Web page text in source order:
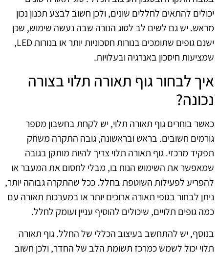
יכולים להתאים לחללים שונים, ולכן חשוב לבצע תכנון נכון
מראש. יש גם לשים לב לסוג הנורה שבה נעשה שימוש, שכן
ישנם גופים שתומכים בנורות חסכוניות יותר או בנורות LED,
שמציעות חיסכון באנרגיה ובעלויות.
איך לבחור גוף תאורה תלוי בצורה
נכונה?
כאשר בוחרים גוף תאורה תלוי, יש לקחת בחשבון מספר
גורמים חשובים. בראש ובראשונה, גובה התקרה משחק
תפקיד מרכזי. גוף תאורה תלוי צריך להיות מותקן בגובה
שמאפשר את השימוש הנוח בו, מבלי לחסום את המעבר או
להפריע לפעילות השוטפת בחלל. ככל שהתקרה גבוהה יותר,
ניתן לבחור בגופי תאורה ארוכים יותר או במערכות תאורה עם
כמה גופים תלויים, שיכולים להוסיף עניין ועומק לחלל.
בנוסף, יש להתחשב בעיצוב הכללי של החלל. גוף תאורה
תלוי יכול לשמש כמרכז תשומת הלב של החדר, ולכן חשוב